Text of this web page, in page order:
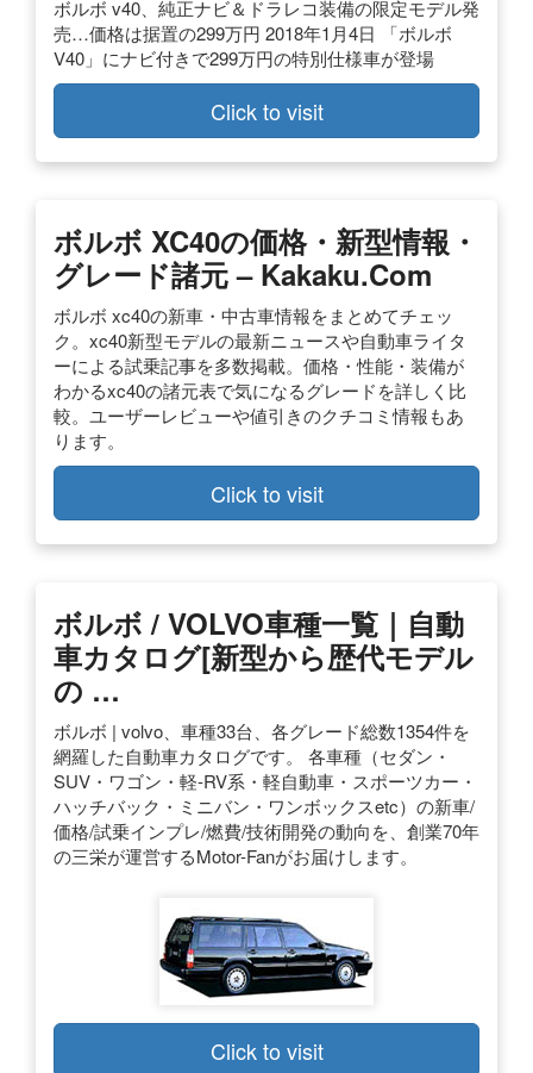
ボルボ v40、純正ナビ＆ドラレコ装備の限定モデル発
売…価格は据置の299万円 2018年1月4日 「ボルボ
V40」にナビ付きで299万円の特別仕様車が登場
Click to visit
ボルボ XC40の価格・新型情報・
グレード諸元 – Kakaku.com
ボルボ xc40の新車・中古車情報をまとめてチェッ
ク。xc40新型モデルの最新ニュースや自動車ライタ
ーによる試乗記事を多数掲載。価格・性能・装備が
わかるxc40の諸元表で気になるグレードを詳しく比
較。ユーザーレビューや値引きのクチコミ情報もあ
ります。
Click to visit
ボルボ / VOLVO車種一覧｜自動
車カタログ[新型から歴代モデル
の …
ボルボ | volvo、車種33台、各グレード総数1354件を
網羅した自動車カタログです。 各車種（セダン・
SUV・ワゴン・軽-RV系・軽自動車・スポーツカー・
ハッチバック・ミニバン・ワンボックスetc）の新車/
価格/試乗インプレ/燃費/技術開発の動向を、創業70年
の三栄が運営するMotor-Fanがお届けします。
Click to visit